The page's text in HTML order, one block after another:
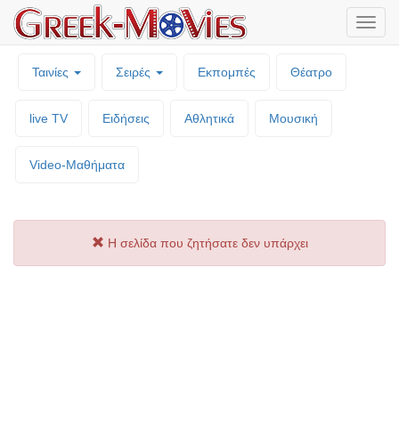
Ταινίες Σειρές Εκπομπές Θέατρο
live TV Ειδήσεις Αθλητικά Μουσική
Video-Mαθήματα
Η σελίδα που ζητήσατε δεν υπάρχει